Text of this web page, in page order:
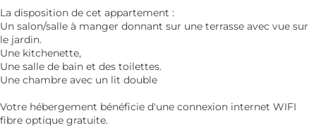
La disposition de cet appartement :
Un salon/salle à manger donnant sur une terrasse avec vue sur
le jardin.
Une kitchenette,
Une salle de bain et des toilettes.
Une chambre avec un lit double
Votre hébergement bénéficie d'une connexion internet WIFI
fibre optique gratuite.